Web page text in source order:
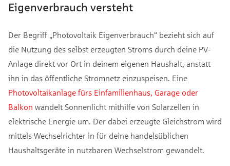
Eigenverbrauch versteht
Der Begriff „Photovoltaik Eigenverbrauch“ bezieht sich auf
die Nutzung des selbst erzeugten Stroms durch deine PV-
Anlage direkt vor Ort in deinem eigenen Haushalt, anstatt
ihn in das öffentliche Stromnetz einzuspeisen. Eine
Photovoltaikanlage fürs Einfamilienhaus, Garage oder
Balkon wandelt Sonnenlicht mithilfe von Solarzellen in
elektrische Energie um. Der dabei erzeugte Gleichstrom wird
mittels Wechselrichter in für deine handelsüblichen
Haushaltsgeräte in nutzbaren Wechselstrom gewandelt.